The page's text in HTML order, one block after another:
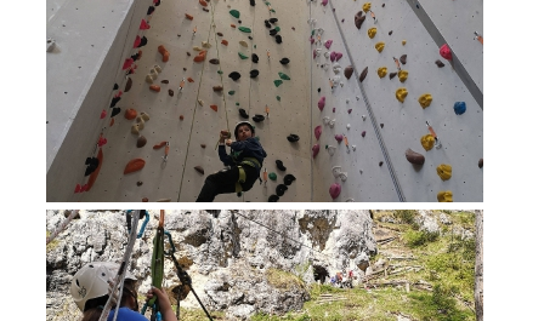
Richiesta di soccorso